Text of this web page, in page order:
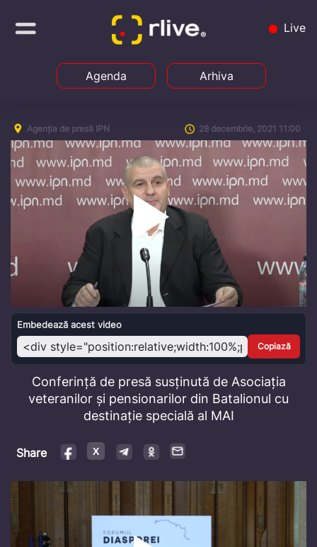
Live
Agenda Arhiva
Agenția de presă IPN 28 decembrie, 2021 11:00
Play
Video
Embedează acest video
Copiază
Conferință de presă susținută de Asociația
veteranilor și pensionarilor din Batalionul cu
destinație specială al MAI
Share